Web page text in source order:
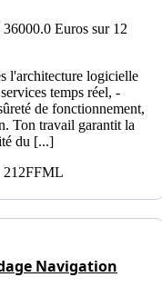
Euros sur 12
l'architecture logicielle
temps réel, -
de fonctionnement,
Ton travail garantit la
du [...]
212FFML
Navigation